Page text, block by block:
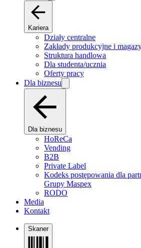
Kariera
Działy centralne
Zakłady produkcyjne i
Struktura handlowa
Dla studenta/ucznia
Oferty pracy
Dla biznesu
Dla biznesu
HoReCa
Vending
B2B
Private Label
Kodeks postępowania dla
Grupy Maspex
RODO
Media
Kontakt
Skaner